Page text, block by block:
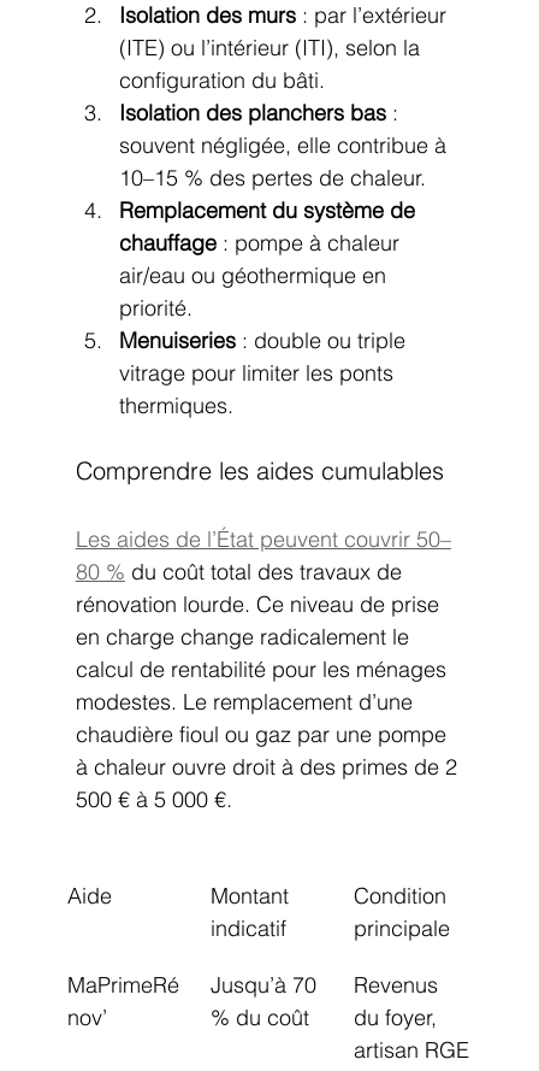
Isolation des murs : par l’extérieur
(ITE) ou l’intérieur (ITI), selon la
configuration du bâti.
Isolation des planchers bas :
souvent négligée, elle contribue à
10–15 % des pertes de chaleur.
Remplacement du système de
chauffage : pompe à chaleur
air/eau ou géothermique en
priorité.
Menuiseries : double ou triple
vitrage pour limiter les ponts
thermiques.
Comprendre les aides cumulables
Les aides de l’État peuvent couvrir 50–
80 % du coût total des travaux de
rénovation lourde. Ce niveau de prise
en charge change radicalement le
calcul de rentabilité pour les ménages
modestes. Le remplacement d’une
chaudière fioul ou gaz par une pompe
à chaleur ouvre droit à des primes de 2
500 € à 5 000 €.
Aide
Montant
indicatif
Condition
principale
MaPrimeRé
nov’
Jusqu’à 70
% du coût
Revenus
du foyer,
artisan RGE